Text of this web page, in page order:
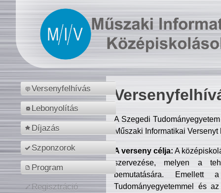
Versenyfelhívás
Lebonyolítás
Díjazás
Szponzorok
Program
Regisztráció
A Szegedi
Műszaki Informatikai
A verseny célja: A
szervezése, melyen a
bemutatására. Emellett
Tudományegyetemmel és